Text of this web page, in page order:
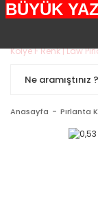
+90552 303
Anasayfa Pırlanta
BÜYÜK